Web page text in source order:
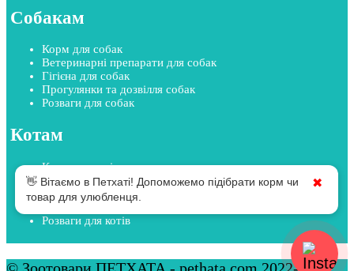
Собакам
Корм для собак
Ветеринарні препарати для собак
Гігієна для собак
Прогулянки та дозвілля собак
Розваги для собак
Котам
Корм для котів
Ветеринарні препарати для котів
Гігієна для котів
Прогулянки та дозвілля котів
Розваги для котів
👋 Вітаємо в Петхаті! Допоможемо підібрати корм чи
товар для улюбленця.
✖